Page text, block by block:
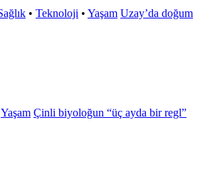
• Teknoloji • Yaşam Uzay’da doğum
Yaşam Çinli biyoloğun “üç ayda bir regl”